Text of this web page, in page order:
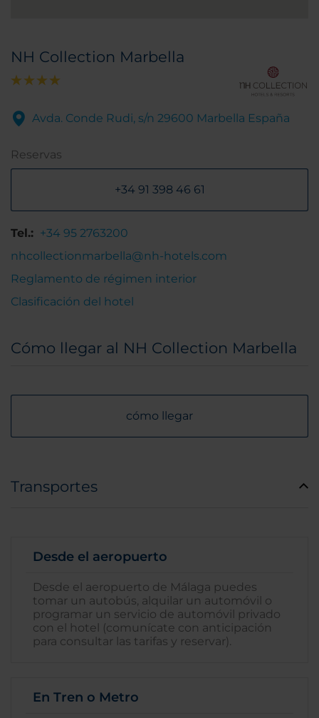
NH Collection Marbella
Avda. Conde Rudi, s/n 29600 Marbella España
Reservas
+34 91 398 46 61
Tel.: +34 95 2763200
nhcollectionmarbella@nh-hotels.com
Reglamento de régimen interior
Clasificación del hotel
Cómo llegar al NH Collection Marbella
cómo llegar
Transportes
Desde el aeropuerto
Desde el aeropuerto de Málaga puedes
tomar un autobús, alquilar un automóvil o
programar un servicio de automóvil privado
con el hotel (comunícate con anticipación
para consultar las tarifas y reservar).
En Tren o Metro